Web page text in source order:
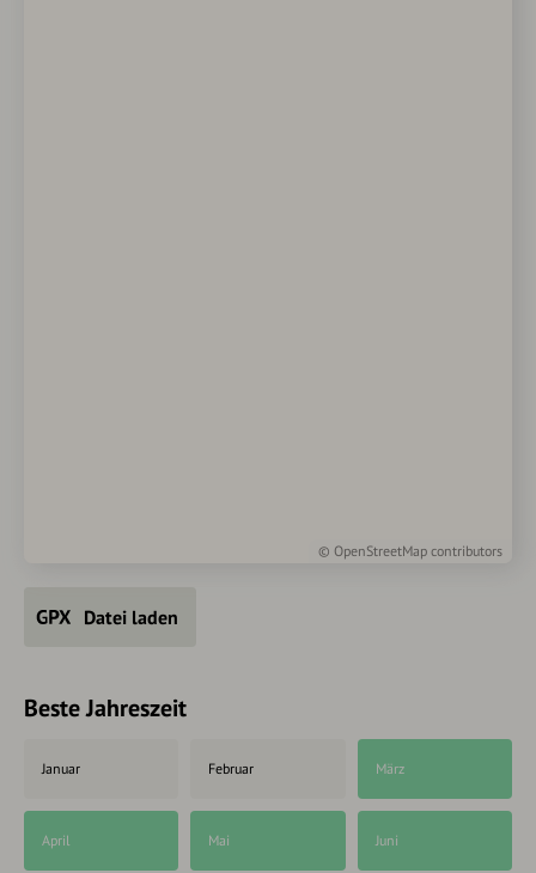
© OpenStreetMap contributors
Datei laden
Beste Jahreszeit
Januar Februar März
April Mai Juni